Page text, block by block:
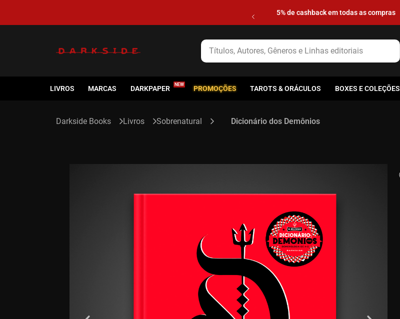
5% de cashback em todas as compras
Títulos, Autores, Gêneros e Linhas editoriais
LIVROS MARCAS DARKPAPER PROMOÇÕES TAROTS & ORÁCULOS BOXES E COLEÇÕES
Livros Sobrenatural Dicionário dos Demônios